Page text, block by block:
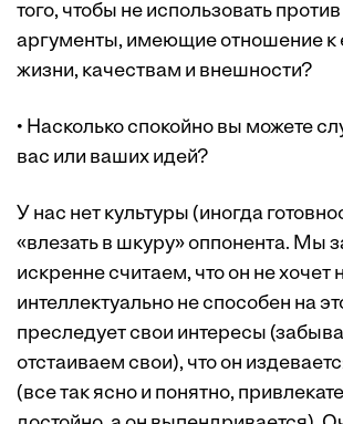
того, чтобы не использовать
аргументы, имеющие отношение к
жизни, качествам и внешности?
• Насколько спокойно вы можете
вас или ваших идей?
У нас нет культуры (иногда
«влезать в шкуру» оппонента. Мы
искренне считаем, что он не хочет
интеллектуально не способен на
преследует свои интересы
отстаиваем свои), что он
(все так ясно и понятно,